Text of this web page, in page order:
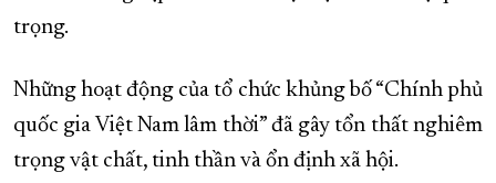
trọng.
Những hoạt động của tổ chức khủng bố “Chính phủ
quốc gia Việt Nam lâm thời” đã gây tổn thất nghiêm
trọng vật chất, tinh thần và ổn định xã hội.